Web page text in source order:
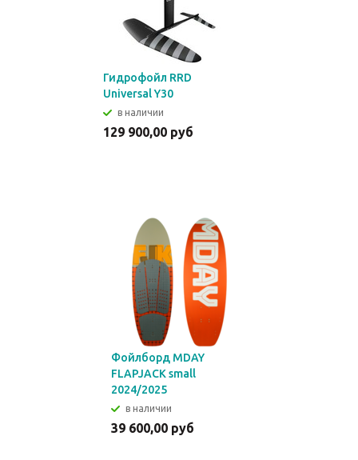
Гидрофойл RRD
Universal Y30
в наличии
129 900,00 руб
Фойлборд MDAY
FLAPJACK small
2024/2025
в наличии
39 600,00 руб